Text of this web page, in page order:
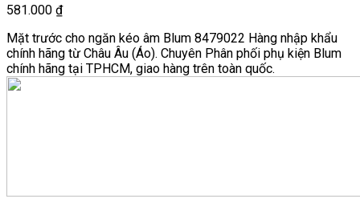
581.000 ₫
Mặt trước cho ngăn kéo âm Blum 8479022 Hàng nhập khẩu
chính hãng từ Châu Âu (Áo). Chuyên Phân phối phụ kiện Blum
chính hãng tại TPHCM, giao hàng trên toàn quốc.